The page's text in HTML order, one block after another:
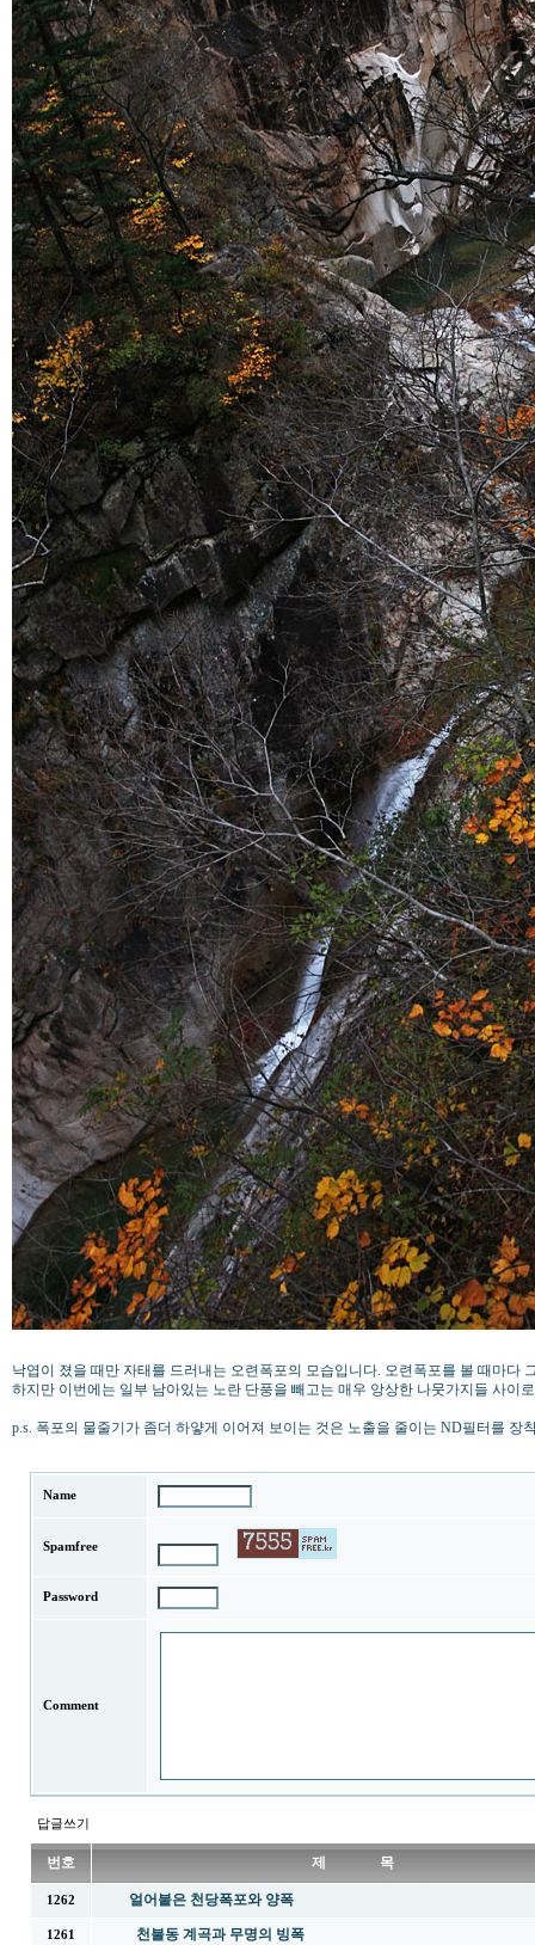
낙엽이 졌을 때만 자태를 드러내는 오련폭포의 모습입니다. 오련폭포를 볼 때마다
하지만 이번에는 일부 남아있는 노란 단풍을 빼고는 매우 앙상한 나뭇가지들 사이
p.s. 폭포의 물줄기가 좀더 하얗게 이어져 보이는 것은 노출을 줄이는 ND필터를 장
Name
Spamfree
Password
Comment
답글쓰기
번호 제 목
1262 얼어붙은 천당폭포와 양폭
1261 천불동 계곡과 무명의 빙폭